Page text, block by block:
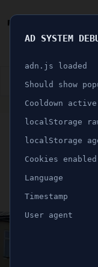
👮🏻‍♂️ BLÅLJUS
pressas
Publicerad 16
Uppdaterad 21 juni
AD SYSTEM
adn.js loaded
Should show
Cooldown active
localStorage
localStorage
Cookies enabled
Language
Timestamp
User agent